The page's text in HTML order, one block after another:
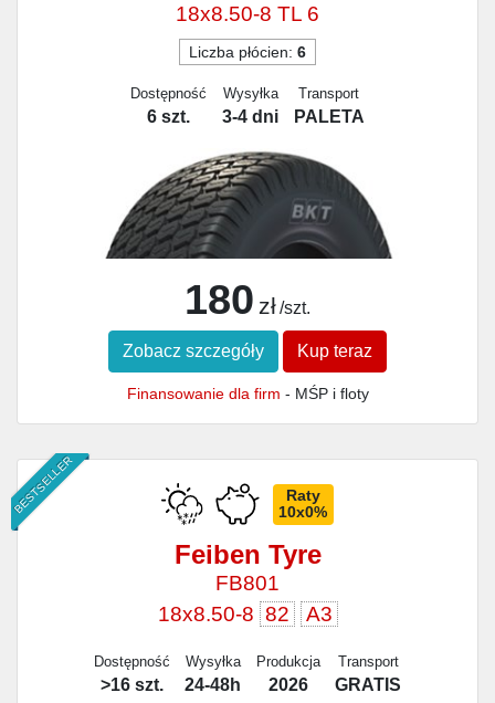
18x8.50-8 TL 6
Liczba płócien: 6
Dostępność
6 szt.
Wysyłka
3-4 dni
Transport
PALETA
180 zł /szt.
Zobacz szczegóły Kup teraz
Finansowanie dla firm - MŚP i floty
BESTSELLER
Raty
10x0%
Feiben Tyre
FB801
18x8.50-8 82 A3
Dostępność
>16 szt.
Wysyłka
24-48h
Produkcja
2026
Transport
GRATIS